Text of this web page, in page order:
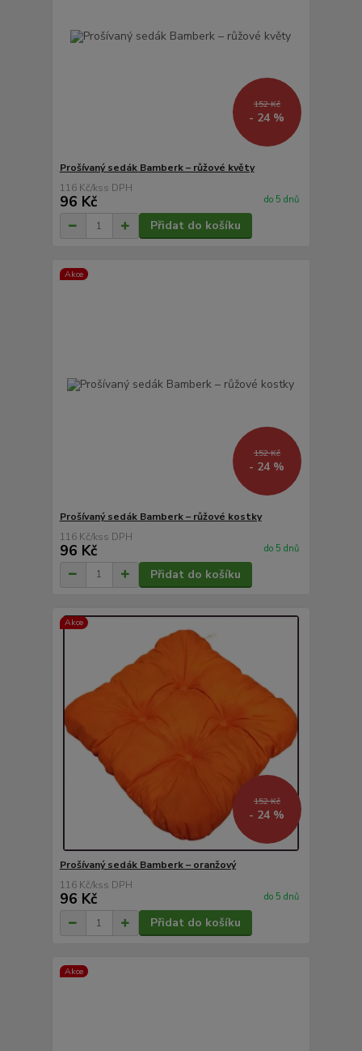
152 Kč
- 24 %
Prošívaný sedák Bamberk – růžové květy
116 Kč/ks
96 Kč do 5 dnů
Přidat do košíku
Akce
152 Kč
- 24 %
Prošívaný sedák Bamberk – růžové kostky
116 Kč/ks
96 Kč do 5 dnů
Přidat do košíku
Akce
152 Kč
- 24 %
Prošívaný sedák Bamberk – oranžový
116 Kč/ks
96 Kč do 5 dnů
Přidat do košíku
Akce